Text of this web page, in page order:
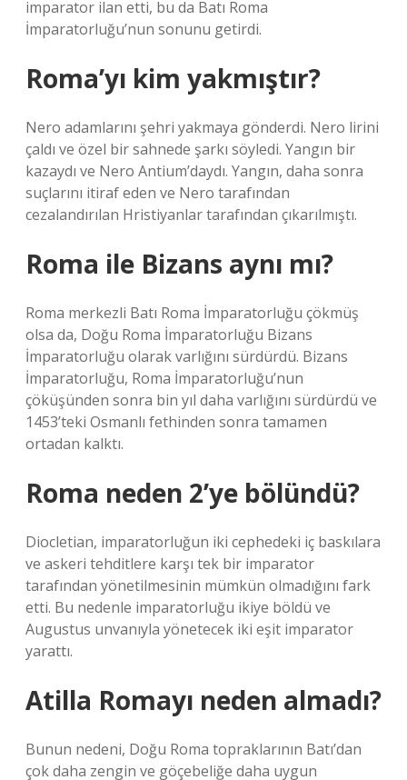
imparator ilan etti, bu da Batı Roma
İmparatorluğu’nun sonunu getirdi.
Roma’yı kim yakmıştır?
Nero adamlarını şehri yakmaya gönderdi. Nero lirini
çaldı ve özel bir sahnede şarkı söyledi. Yangın bir
kazaydı ve Nero Antium’daydı. Yangın, daha sonra
suçlarını itiraf eden ve Nero tarafından
cezalandırılan Hristiyanlar tarafından çıkarılmıştı.
Roma ile Bizans aynı mı?
Roma merkezli Batı Roma İmparatorluğu çökmüş
olsa da, Doğu Roma İmparatorluğu Bizans
İmparatorluğu olarak varlığını sürdürdü. Bizans
İmparatorluğu, Roma İmparatorluğu’nun
çöküşünden sonra bin yıl daha varlığını sürdürdü ve
1453’teki Osmanlı fethinden sonra tamamen
ortadan kalktı.
Roma neden 2’ye bölündü?
Diocletian, imparatorluğun iki cephedeki iç baskılara
ve askeri tehditlere karşı tek bir imparator
tarafından yönetilmesinin mümkün olmadığını fark
etti. Bu nedenle imparatorluğu ikiye böldü ve
Augustus unvanıyla yönetecek iki eşit imparator
yarattı.
Atilla Romayı neden almadı?
Bunun nedeni, Doğu Roma topraklarının Batı’dan
çok daha zengin ve göçebeliğe daha uygun